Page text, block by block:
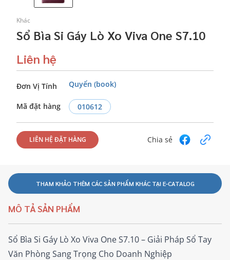
Khác
Sổ Bìa Si Gáy Lò Xo Viva One S7.10
Liên hệ
Đơn Vị Tính Quyển (book)
Mã đặt hàng 010612
LIÊN HỆ ĐẶT HÀNG Chia sẻ
THAM KHẢO THÊM CÁC SẢN PHẨM KHÁC TẠI E-CATALOG
MÔ TẢ SẢN PHẨM
Sổ Bìa Si Gáy Lò Xo Viva One S7.10 – Giải Pháp Sổ Tay
Văn Phòng Sang Trọng Cho Doanh Nghiệp